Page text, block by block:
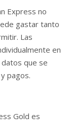
Express no
gastar tanto
Las
en
que se
pagos.
Gold es